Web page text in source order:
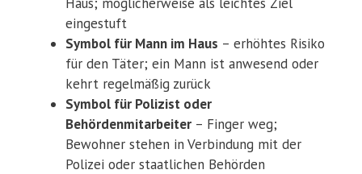
eingestuft
Symbol für Mann im Haus – erhöhtes Risiko
für den Täter; ein Mann ist anwesend oder
kehrt regelmäßig zurück
Symbol für Polizist oder
Behördenmitarbeiter – Finger weg;
Bewohner stehen in Verbindung mit der
Polizei oder staatlichen Behörden